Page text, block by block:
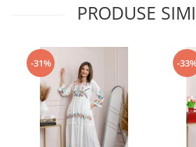
PRODUSE
-31% -